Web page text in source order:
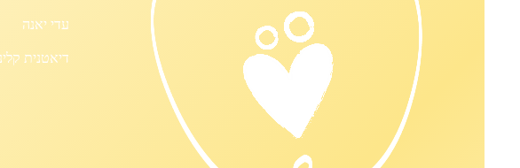
עדי יאנה
דיאטנית